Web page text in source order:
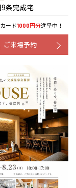
条完成宅
ード1000円分進呈中！
ご来場予約